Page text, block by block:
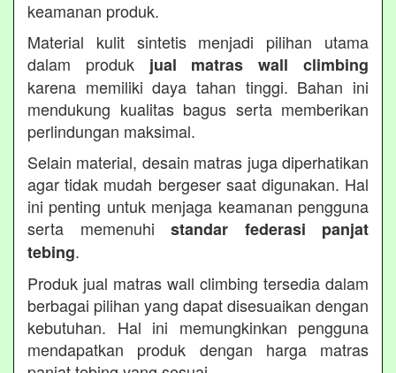
keamanan produk.
Material kulit sintetis menjadi pilihan utama
dalam produk jual matras wall climbing
karena memiliki daya tahan tinggi. Bahan ini
mendukung kualitas bagus serta memberikan
perlindungan maksimal.
Selain material, desain matras juga diperhatikan
agar tidak mudah bergeser saat digunakan. Hal
ini penting untuk menjaga keamanan pengguna
serta memenuhi standar federasi panjat
tebing.
Produk jual matras wall climbing tersedia dalam
berbagai pilihan yang dapat disesuaikan dengan
kebutuhan. Hal ini memungkinkan pengguna
mendapatkan produk dengan harga matras